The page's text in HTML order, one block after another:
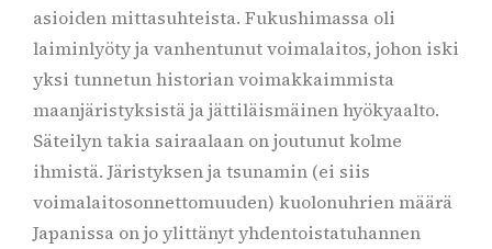
asioiden mittasuhteista. Fukushimassa oli
laiminlyöty ja vanhentunut voimalaitos, johon iski
yksi tunnetun historian voimakkaimmista
maanjäristyksistä ja jättiläismäinen hyökyaalto.
Säteilyn takia sairaalaan on joutunut kolme
ihmistä. Järistyksen ja tsunamin (ei siis
voimalaitosonnettomuuden) kuolonuhrien määrä
Japanissa on jo ylittänyt yhdentoistatuhannen